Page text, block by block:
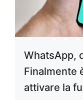
WhatsApp,
Finalmente
attivare la